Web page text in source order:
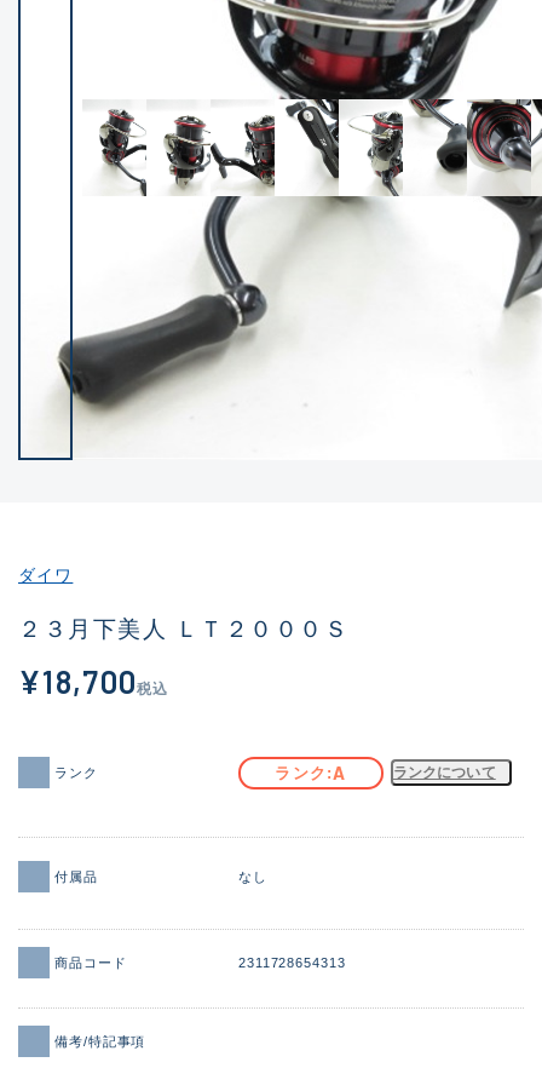
イシグロ御殿場店
イシグロ伊東店
(102217)
(2949)
(17297)
(12278)
(21960)
(38756)
C-
その他
新商品(1951)
価格
ダイワ
２３月下美人 ＬＴ２０００Ｓ
¥18,700税込
ランク ランク A ランクについて
付属品 なし
商品コード 2311728654313
備考/特記事項